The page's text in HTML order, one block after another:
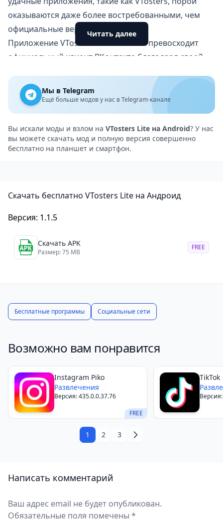
оказываются даже более востребованными, чем
официальные версии клиента.
Приложение VTosters значительно превосходит
официальный клиент ВКонтакте благодаря своей
развиваться, добавляя новые возможности.
С помощью VTosters Lite для Android пользователи
могут
Изменить дизайн интерфейса.
Избавиться от рекламы.
Загрузить музыку в кэш.
или пересобрать, даже без специальных навыков.
Режимы «Невидимка».
Возможность отключить ненужные опции клиента
ВКонтакте и добавить необходимые функции.
сообщений.
Кнопка отправки сообщений на клавиатуре.
Тёмный стиль интерфейса.
Встроенный прокси.
Читать далее
Мы в Telegram
Ещё больше модов у нас в Telegram-канале
Вы искали моды и взлом на VTosters Lite на Android? У нас
вы можете скачать мод и полную версия совершенно
бесплатно на планшет и смартфон.
Скачать бесплатно VTosters Lite на Андроид
Версия: 1.1.5
Скачать APK
Размер: 75 MB
FREE
Бесплатные программы Социальные сети
Возможно вам понравится
FREE
Instagram Piko
Развлечения
Версия: 435.0.0.37.76
TikTok
1 2 3
Написать комментарий
Ваш адрес email не будет опубликован.
Обязательные поля помечены *